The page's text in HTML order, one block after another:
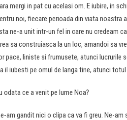
mergi in pat cu acelasi om. E iubire, in
noi, fiecare perioada din viata noastra
ne-a unit intr-un fel in care nu credeam
sa construiasca la un loc, amandoi sa
pace, liniste si frumusete, atunci lucrurile
il iubesti pe omul de langa tine, atunci
odata ce a venit pe lume Noa?
am gandit nici o clipa ca va fi greu. Ne-